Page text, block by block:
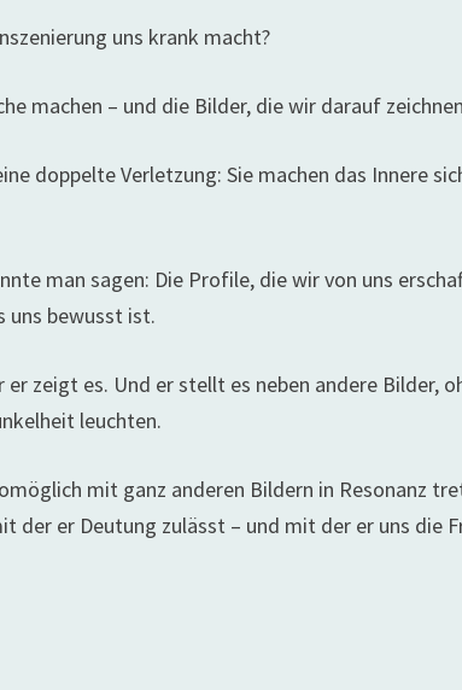
uns krank macht?
machen – und die Bilder, die wir darauf
doppelte Verletzung: Sie machen das Innere
man sagen: Die Profile, die wir von uns
uns bewusst ist.
zeigt es. Und er stellt es neben andere Bilder,
leuchten.
mit ganz anderen Bildern in Resonanz
der er Deutung zulässt – und mit der er uns die